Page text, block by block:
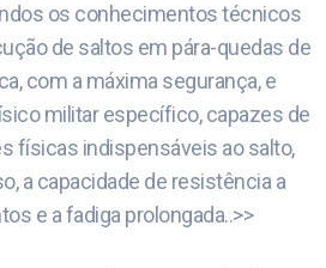
os conhecimentos técnicos
de saltos em pára-quedas de
com a máxima segurança, e
militar específico, capazes de
físicas indispensáveis ao salto,
a capacidade de resistência a
e a fadiga prolongada..>>